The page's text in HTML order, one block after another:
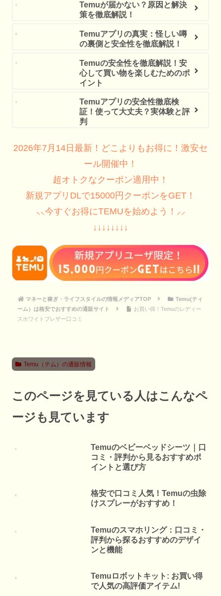
Temuが届かない？原因と解決
策を徹底解説！
Temuアプリの真実：怪しい噂
の裏側と安全性を徹底解説！
Temuの安全性を徹底解説！安
心して買い物を楽しむためのポ
イント
Temuアプリの安全性徹底検
証！使って大丈夫？実体験と評
判
2026年7月14日最新！どこよりもお得に！激安セ
ール開催中！
超オトクなクーポン適用中！
新規アプリDLで15000円クーポンをGET！
⸜⸜今すぐお得にTEMUを始めよう！⸝⸝
↓↓↓↓↓↓↓↓
マネーと稼ぎ・ライフスタイルの情報メディアTOP
Temu(ティ
ーム）は格安でおすすめの通販サイト
お買い得！Temuのレディー
スホワイトブレザー口コミ
Temu（テム）の通販情報
このページを見ている人はこんなペ
ージも見ています
Temuのベビーベッドシーツ｜口
コミ・評判から見るおすすめポ
イントと選び方
格安で口コミ人気！Temuの虫除
けスプレーがおすすめ！
Temuのスマホリング：口コミ・
評判から探るおすすめのデザイ
ンと機能
Temuロボットキット: お買い得
で人気の高評価アイテム!